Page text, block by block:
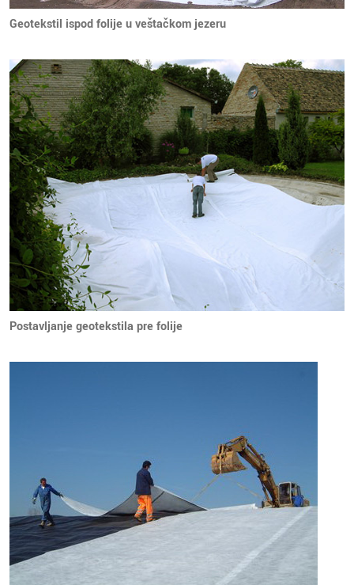
Geotekstil ispod folije u veštačkom jezeru
Postavljanje geotekstila pre folije